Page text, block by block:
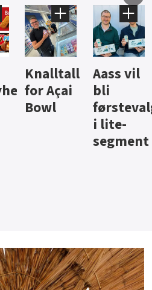
Brus og
jus fra
Berentsen
Hard
iste fra
Hansa